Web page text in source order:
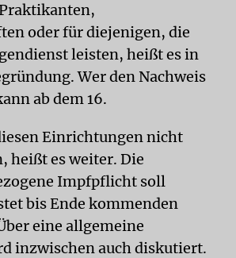
oder für diejenigen, die
leisten, heißt es in
Wer den Nachweis
ab dem 16.
Einrichtungen nicht
heißt es weiter. Die
Impfpflicht soll
bis Ende kommenden
eine allgemeine
inzwischen auch diskutiert.